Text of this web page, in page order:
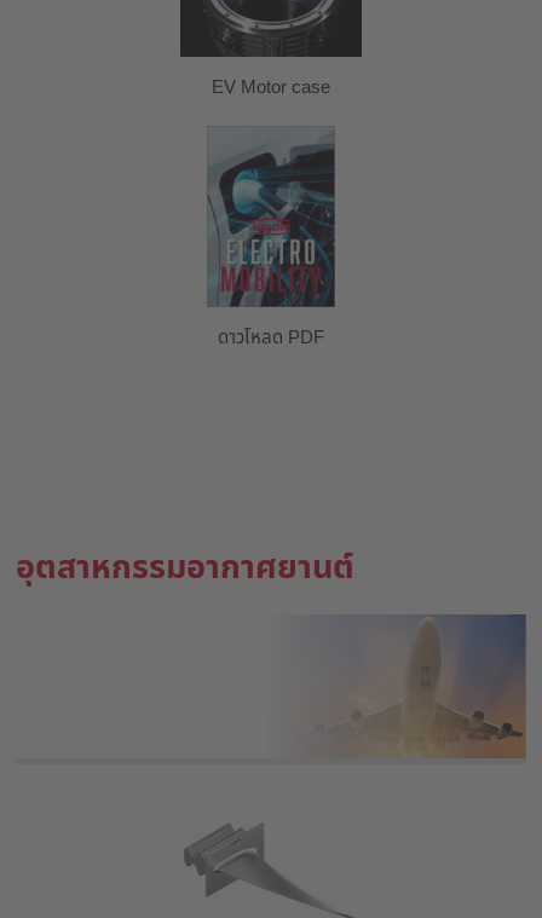
EV Motor case
ดาวโหลด PDF
อุตสาหกรรมอากาศยานต์